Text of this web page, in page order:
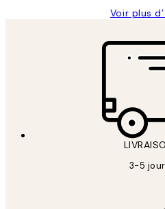
Voir plus
3-5